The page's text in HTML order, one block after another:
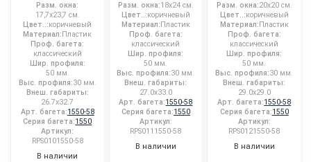
Разм. окна:
17,7x23,7 см.
Цвет..:коричневый
Материал: Пластик
Проф. багета:
классический
Шир. профиля:
50 мм.
Выс. профиля:30 мм.
Внеш. габариты:
26.7x32.7
Арт. багета:1550-58
Серия багета:1550
Артикул:
RPS0101550-58
В наличии
Разм. окна:18x24 см.
Цвет..:коричневый
Материал: Пластик
Проф. багета:
классический
Шир. профиля:
50 мм.
Выс. профиля:30 мм.
Внеш. габариты:
27.0x33.0
Арт. багета:1550-58
Серия багета:1550
Артикул:
RPS0111550-58
В наличии
Разм. окна:20x20 см.
Цвет..:коричневый
Материал: Пластик
Проф. багета:
классический
Шир. профиля:
50 мм.
Выс. профиля:30 мм.
Внеш. габариты:
29.0x29.0
Арт. багета:1550-58
Серия багета:1550
Артикул:
RPS0121550-58
В наличии